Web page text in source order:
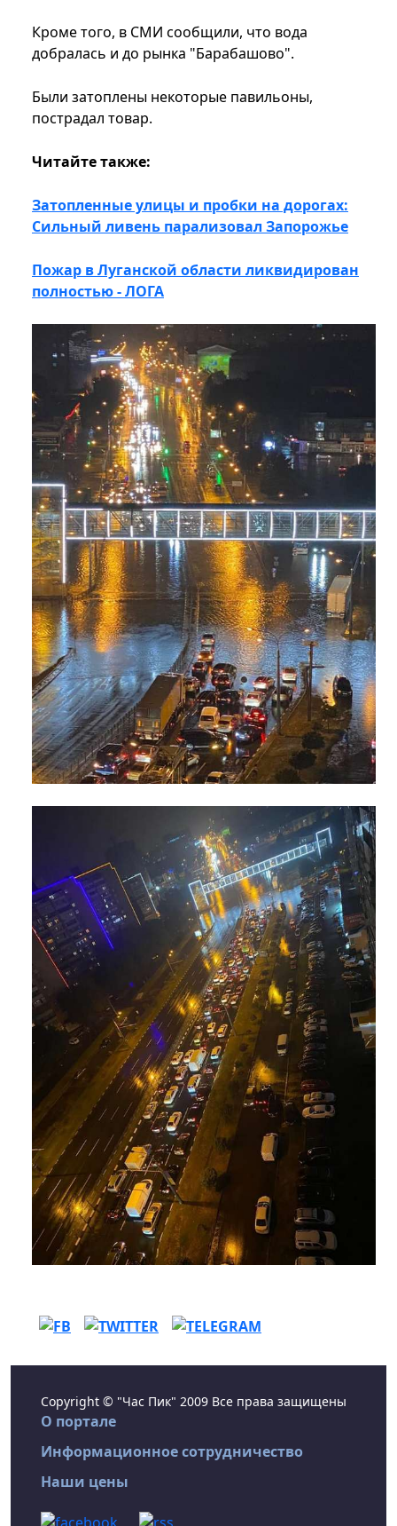
Кроме того, в СМИ сообщили, что вода
добралась и до рынка "Барабашово".
Были затоплены некоторые павильоны,
пострадал товар.
Читайте также:
Затопленные улицы и пробки на дорогах:
Сильный ливень парализовал Запорожье
Пожар в Луганской области ликвидирован
полностью - ЛОГА
Copyright © "Час Пик" 2009 Все права защищены
О портале
Информационное сотрудничество
Наши цены